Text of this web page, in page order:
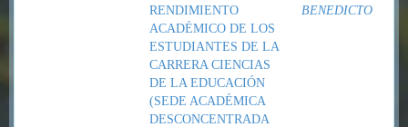
RENDIMIENTO
ACADÉMICO DE LOS
ESTUDIANTES DE LA
CARRERA CIENCIAS
DE LA EDUCACIÓN
(SEDE ACADÉMICA
DESCONCENTRADA
BENEDICTO